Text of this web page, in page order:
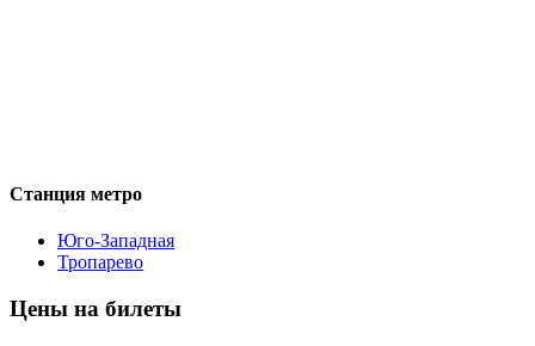
Станция метро
Юго-Западная
Тропарево
Цены на билеты